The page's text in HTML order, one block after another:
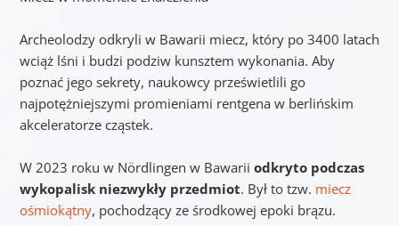
Archeolodzy odkryli w Bawarii miecz, który po 3400 latach
wciąż lśni i budzi podziw kunsztem wykonania. Aby
poznać jego sekrety, naukowcy prześwietlili go
najpotężniejszymi promieniami rentgena w berlińskim
akceleratorze cząstek.
W 2023 roku w Nördlingen w Bawarii odkryto podczas
wykopalisk niezwykły przedmiot. Był to tzw. miecz
ośmiokątny, pochodzący ze środkowej epoki brązu.